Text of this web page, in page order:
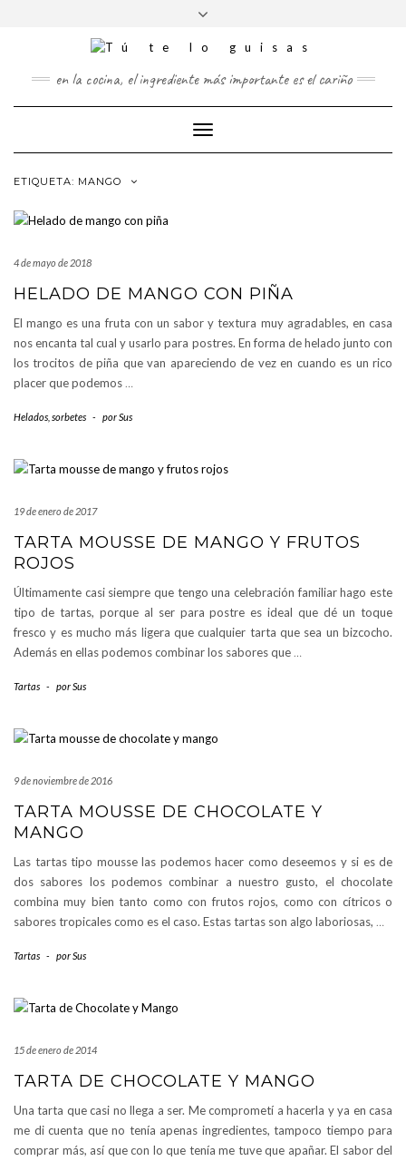
US
FACEBOOK
TWITTER
INSTAGRAM
cabecera
en la cocina, el ingrediente más importante es el cariño
Cambiar
modo
ETIQUETA: MANGO
4 de mayo de 2018
HELADO DE MANGO CON PIÑA
El mango es una fruta con un sabor y textura muy agradables, en casa
nos encanta tal cual y usarlo para postres. En forma de helado junto con
los trocitos de piña que van apareciendo de vez en cuando es un rico
placer que podemos …
Helados, sorbetes - porSus
19 de enero de 2017
TARTA MOUSSE DE MANGO Y FRUTOS
ROJOS
Últimamente casi siempre que tengo una celebración familiar hago este
tipo de tartas, porque al ser para postre es ideal que dé un toque
fresco y es mucho más ligera que cualquier tarta que sea un bizcocho.
Además en ellas podemos combinar los sabores que …
Tartas - porSus
9 de noviembre de 2016
TARTA MOUSSE DE CHOCOLATE Y
MANGO
Las tartas tipo mousse las podemos hacer como deseemos y si es de
dos sabores los podemos combinar a nuestro gusto, el chocolate
combina muy bien tanto como con frutos rojos, como con cítricos o
sabores tropicales como es el caso. Estas tartas son algo laboriosas, …
Tartas - porSus
15 de enero de 2014
TARTA DE CHOCOLATE Y MANGO
Una tarta que casi no llega a ser. Me comprometí a hacerla y ya en casa
me di cuenta que no tenía apenas ingredientes, tampoco tiempo para
comprar más, así que con lo que tenía me tuve que apañar. El sabor del